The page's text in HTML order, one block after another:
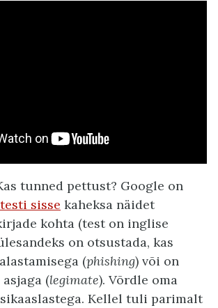
tunned pettust? Google on
sisse kaheksa näidet
kohta (test on inglise
on otsustada, kas
(phishing) või on
(legimate). Võrdle oma
Kellel tuli parimalt